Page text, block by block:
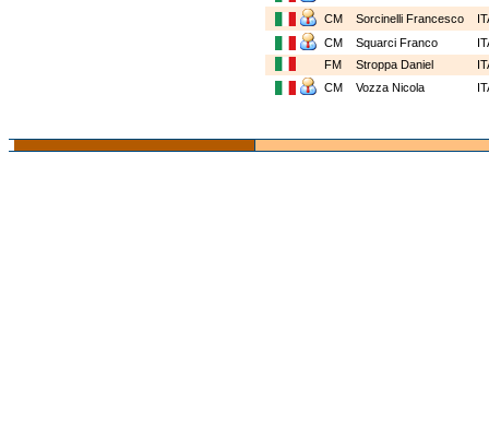
CM
Sorcinelli Francesco
CM
Squarci Franco
FM
Stroppa Daniel
CM
Vozza Nicola